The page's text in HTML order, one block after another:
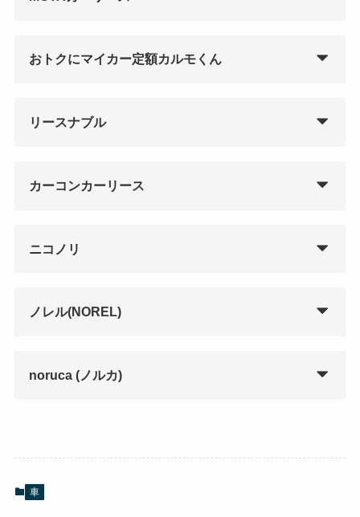
おトクにマイカー定額カルモくん
リースナブル
カーコンカーリース
ニコノリ
ノレル(NOREL)
noruca (ノルカ)
車